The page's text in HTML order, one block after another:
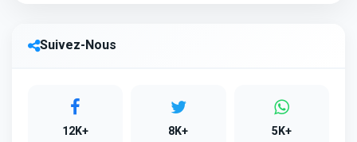
Suivez-Nous
12K+ 8K+ 5K+